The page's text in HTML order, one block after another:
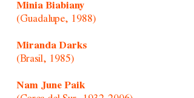
Minia Biabiany
(Guadalupe, 1988)
Miranda Darks
(Brasil, 1985)
Nam June Paik